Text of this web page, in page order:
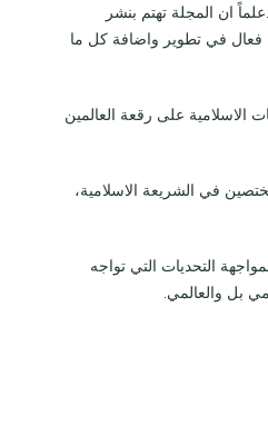
ان المجلة تهتم بنشر
فعال في تطوير واضافة كل ما
الاسلامية على رقعة العالمين
في الشريعة الاسلامية،
التحديات التي تواجه
بل والعالمي.